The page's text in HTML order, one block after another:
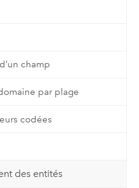
champ
par plage
codées
des entités